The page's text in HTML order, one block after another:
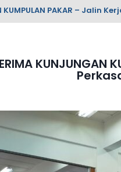
KUMPULAN PAKAR –